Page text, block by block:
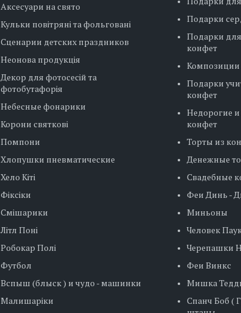
Аксесуари на свято
Кульки повітряні та фольговані
Сценарии детских праздников
Неонова продукція
Декор для фотосесій та
фотобутафорія
Небесные фонарики
Корони святкові
Помпони
Хлопушки пневматические
Хело Кіті
Фіксіки
Смішарики
Літл Поні
Робокар Полі
Футбол
Вспыш (блыск ) и чудо - машинки
Малишаріки
Подарки
Подарки
конфет
Композиции
Подарки
конфет
Недорогие
конфет
Торты из
Денежные
Свадебные
Феи Динь -
Миньоны
Человек
Черепашки
Феи Винкс
Мишка
Спанч Боб (